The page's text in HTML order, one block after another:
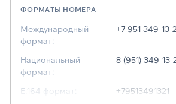
ФОРМАТЫ НОМЕРА
Международный
формат:
+7 951 349-13-
Национальный
формат:
8 (951) 349-13-
E.164 формат:
+79513491321